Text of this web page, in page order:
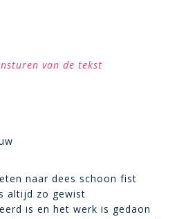
van de tekst
naar dees schoon fist
altijd zo gewist
is en het werk is gedaon